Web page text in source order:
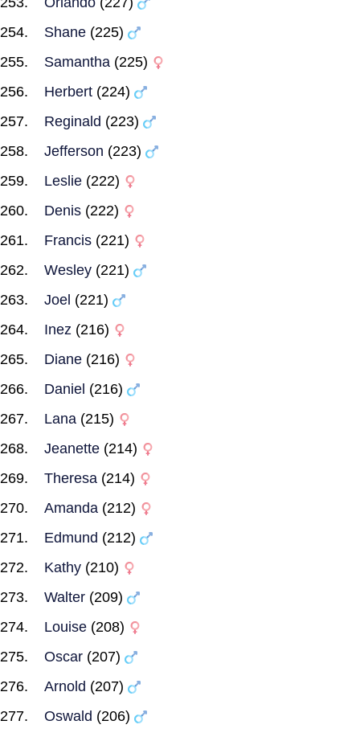
Shane (225)
Samantha (225)
Herbert (224)
Reginald (223)
Jefferson (223)
Leslie (222)
Denis (222)
Francis (221)
Wesley (221)
Joel (221)
Inez (216)
Diane (216)
Daniel (216)
Lana (215)
Jeanette (214)
Theresa (214)
Amanda (212)
Edmund (212)
Kathy (210)
Walter (209)
Louise (208)
Oscar (207)
Arnold (207)
Oswald (206)